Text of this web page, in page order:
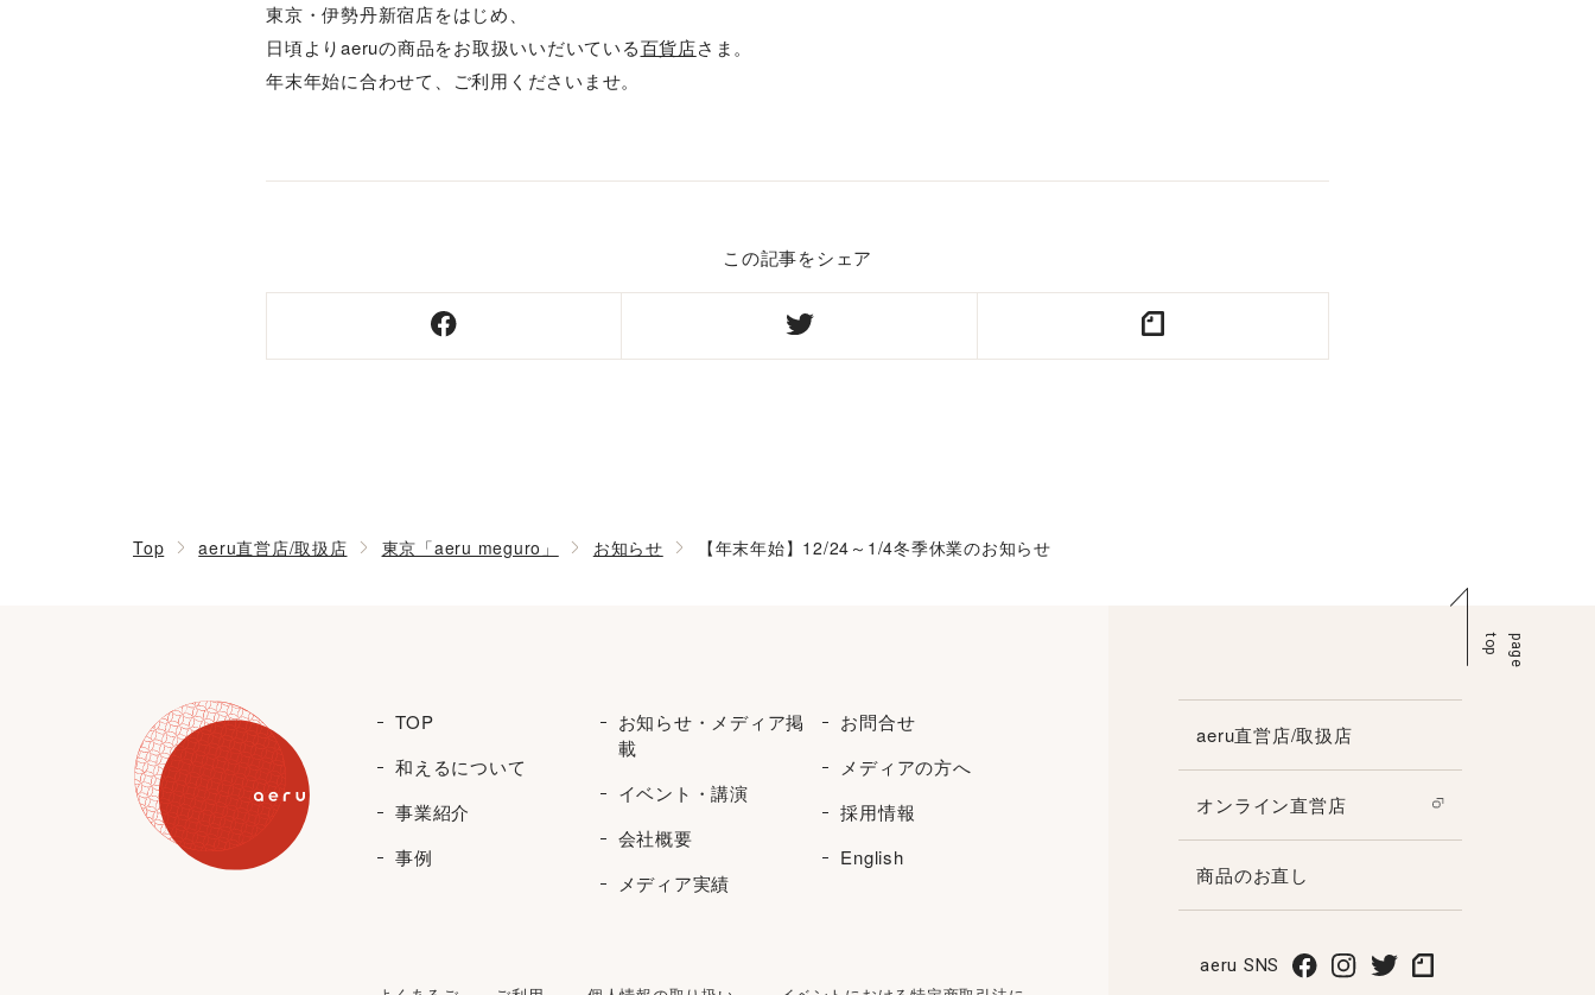
東京・伊勢丹新宿店をはじめ、
日頃よりaeruの商品をお取扱いいだいている百貨店さま。
年末年始に合わせて、ご利用くださいませ。
この記事をシェア
Top aeru直営店/取扱店 東京「aeru meguro」 お知らせ 【年末年始】12/24～1/4冬季休業のお知らせ
p
a
g
e
t
o
p
TOP
和えるについて
事業紹介
事例
お知らせ・メディア掲
載
イベント・講演
会社概要
メディア実績
お問合せ
メディアの方へ
採用情報
English
aeru直営店/取扱店
オンライン直営店
商品のお直し
aeru SNS